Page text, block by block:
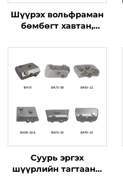
Шүүрэх вольфраман
бөмбөгт хавтан,
B85/2 85/100 Тулах
Суурь эргэх
шүүрлийн тагтааны